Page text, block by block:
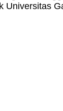
Universitas